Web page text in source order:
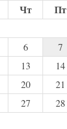
Чт Пт
6 7
13 14
20 21
27 28